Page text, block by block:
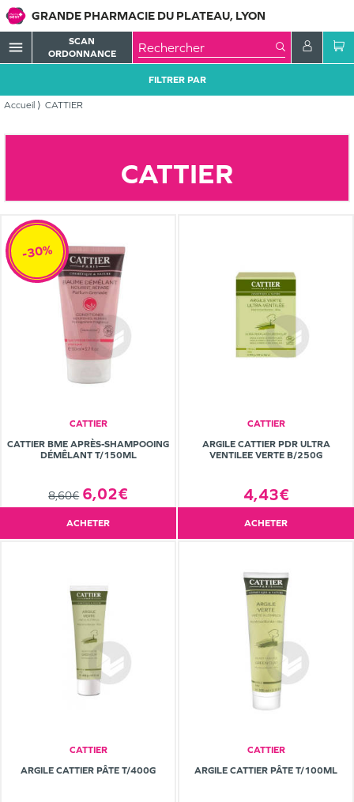
GRANDE PHARMACIE DU PLATEAU, LYON
menu
SCAN
ORDONNANCE
Accueil CATTIER
FILTRER PAR
CATTIER
CATTIER
CATTIER BME APRÈS-SHAMPOOING
DÉMÊLANT T/150ML
8,60€ 6,02€
-30%
ACHETER
CATTIER
ARGILE CATTIER PDR ULTRA
VENTILEE VERTE B/250G
4,43€
ACHETER
CATTIER
ARGILE CATTIER PÂTE T/400G
CATTIER
ARGILE CATTIER PÂTE T/100ML